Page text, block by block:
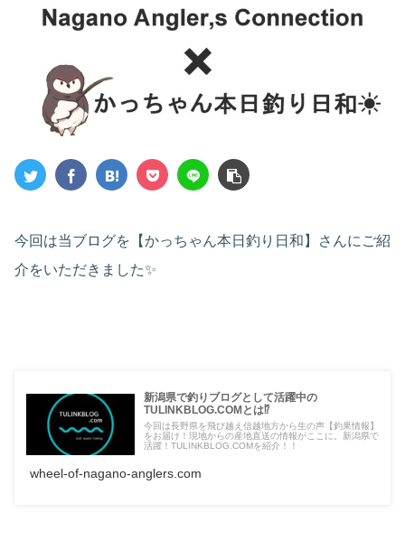
今回は当ブログを【かっちゃん本日釣り日和】さんにご紹
介をいただきました✨
新潟県で釣りブログとして活躍中の
TULINKBLOG.COMとは⁉️
今回は長野県を飛び越え信越地方から生の声【釣果情報】
をお届け！現地からの産地直送の情報がここに。新潟県で
活躍！TULINKBLOG.COMを紹介！！
wheel-of-nagano-anglers.com